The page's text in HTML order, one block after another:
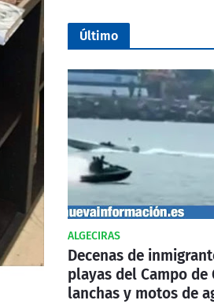
Último
ALGECIRAS
Decenas de
playas del Campo de
lanchas y motos de